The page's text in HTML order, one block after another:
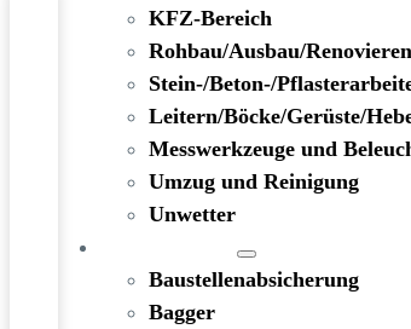
KFZ-Bereich
Rohbau/Ausbau/Renovieren
Stein-/Beton-/
Leitern/Böcke/Gerüste/
Messwerkzeuge und
Umzug und Reinigung
Unwetter
Baustellenabsicherung
Bagger